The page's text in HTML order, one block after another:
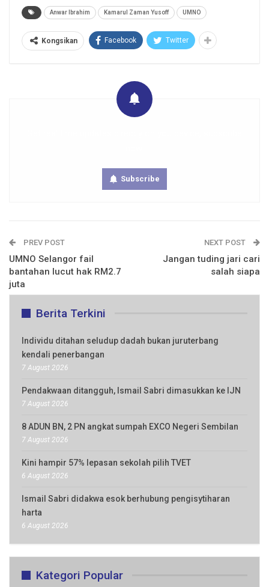
Anwar Ibrahim Kamarul Zaman Yusoff UMNO
Kongsikan Facebook Twitter
Subscribe
PREV POST
UMNO Selangor fail
bantahan lucut hak RM2.7
juta
NEXT POST
Jangan tuding jari cari
salah siapa
Berita Terkini
Individu ditahan seludup dadah bukan juruterbang
kendali penerbangan
7 August 2026
Pendakwaan ditangguh, Ismail Sabri dimasukkan ke IJN
7 August 2026
8 ADUN BN, 2 PN angkat sumpah EXCO Negeri Sembilan
7 August 2026
Kini hampir 57% lepasan sekolah pilih TVET
6 August 2026
Ismail Sabri didakwa esok berhubung pengisytiharan
harta
6 August 2026
Kategori Popular